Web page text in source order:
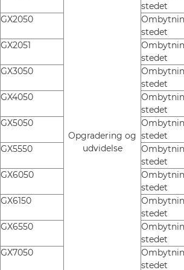
Opgradering og
udvidelse
stedet
GX2050
stedet
GX2051
stedet
GX3050
stedet
GX4050
stedet
GX5050
stedet
GX5550
stedet
GX6050
stedet
GX6150
stedet
GX6550
stedet
GX7050
stedet